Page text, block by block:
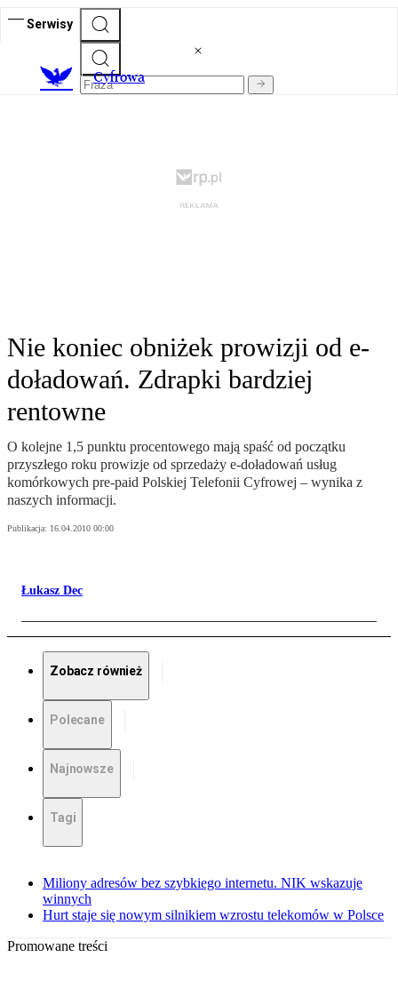
Serwisy
Cyfrowa
Nie koniec obniżek prowizji od e-
doładowań. Zdrapki bardziej
rentowne
O kolejne 1,5 punktu procentowego mają spaść od początku
przyszłego roku prowizje od sprzedaży e-doładowań usług
komórkowych pre-paid Polskiej Telefonii Cyfrowej – wynika z
naszych informacji.
Publikacja: 16.04.2010 00:00
Łukasz Dec
Zobacz również
Polecane
Najnowsze
Tagi
Miliony adresów bez szybkiego internetu. NIK wskazuje
winnych
Hurt staje się nowym silnikiem wzrostu telekomów w Polsce
Promowane treści